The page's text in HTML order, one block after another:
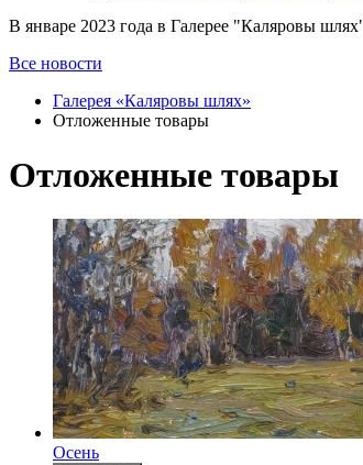
В январе 2023 года в Галерее "Каляровы
Все новости
Галерея «Каляровы шлях»
Отложенные товары
Отложенные товары
Осень